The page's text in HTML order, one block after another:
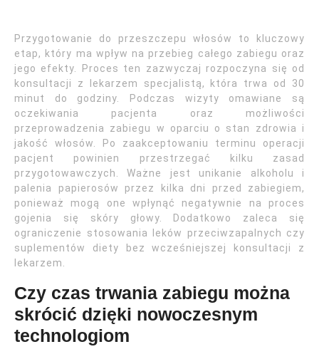
Przygotowanie do przeszczepu włosów to kluczowy
etap, który ma wpływ na przebieg całego zabiegu oraz
jego efekty. Proces ten zazwyczaj rozpoczyna się od
konsultacji z lekarzem specjalistą, która trwa od 30
minut do godziny. Podczas wizyty omawiane są
oczekiwania pacjenta oraz możliwości
przeprowadzenia zabiegu w oparciu o stan zdrowia i
jakość włosów. Po zaakceptowaniu terminu operacji
pacjent powinien przestrzegać kilku zasad
przygotowawczych. Ważne jest unikanie alkoholu i
palenia papierosów przez kilka dni przed zabiegiem,
ponieważ mogą one wpłynąć negatywnie na proces
gojenia się skóry głowy. Dodatkowo zaleca się
ograniczenie stosowania leków przeciwzapalnych czy
suplementów diety bez wcześniejszej konsultacji z
lekarzem.
Czy czas trwania zabiegu można
skrócić dzięki nowoczesnym
technologiom